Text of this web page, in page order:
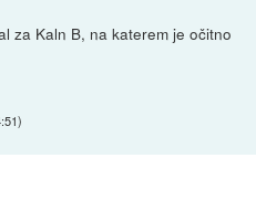
za Kaln B, na katerem je očitno
)